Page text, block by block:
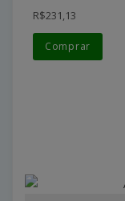
R$231,13
Comprar